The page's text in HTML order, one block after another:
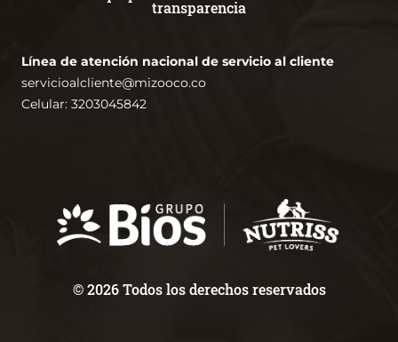
transparencia
Línea de atención nacional de servicio al cliente
servicioalcliente@mizooco.co
Celular: 3203045842
© 2026 Todos los derechos reservados